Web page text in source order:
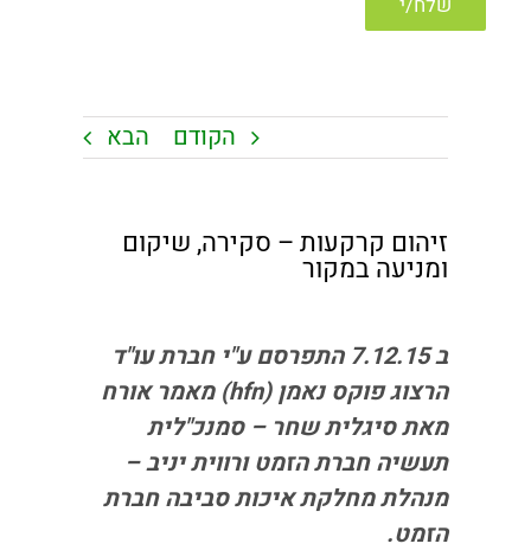
הקודם הבא
זיהום קרקעות – סקירה, שיקום
ומניעה במקור
ב 7.12.15 התפרסם ע"י חברת עו"ד
הרצוג פוקס נאמן(hfn)
מאמר אורח
מאת סיגלית שחר – סמנכ"לית
תעשיה חברת הזמט ורווית יניב –
מנהלת מחלקת איכות סביבה חברת
הזמט.